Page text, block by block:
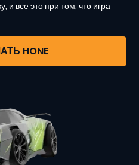
и все это при том, что игра
HONE